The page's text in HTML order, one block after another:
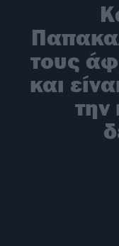
τους
και
την